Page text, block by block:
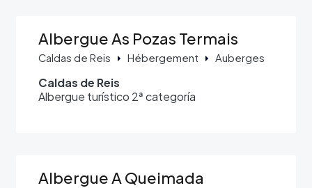
Albergue As Pozas Termais
Caldas de Reis Hébergement Auberges
Caldas de Reis
Albergue turístico 2ª categoría
Albergue A Queimada